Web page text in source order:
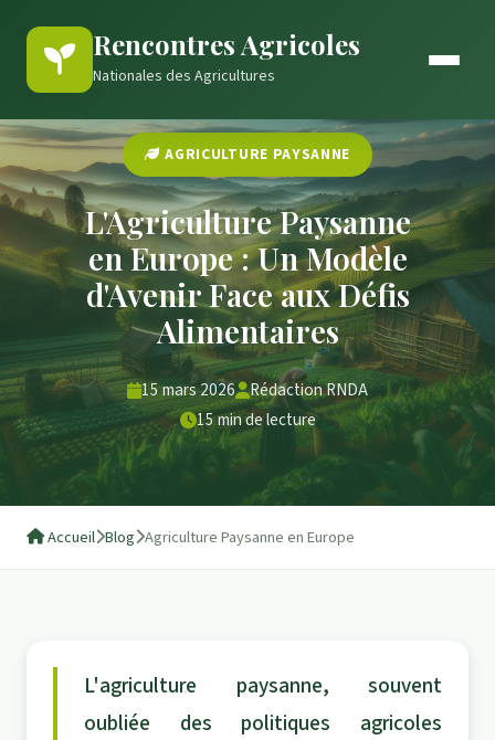
Rencontres Agricoles
Nationales des Agricultures
AGRICULTURE PAYSANNE
L'Agriculture Paysanne
en Europe : Un Modèle
d'Avenir Face aux Défis
Alimentaires
15 mars 2026
Rédaction RNDA
15 min de lecture
Accueil Blog Agriculture Paysanne en Europe
L'agriculture paysanne, souvent
oubliée des politiques agricoles